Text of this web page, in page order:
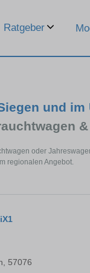
Ratgeber
und
oder
regionalen Angebot.
57076